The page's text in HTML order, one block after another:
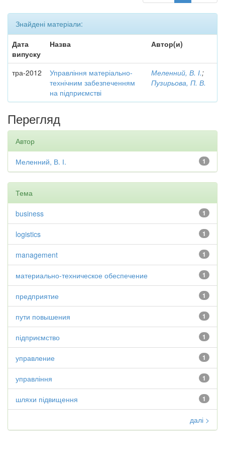
Знайдені матеріали:
Дата
випуску
Назва Автор(и)
тра-2012
Управління матеріально-
технічним забезпеченням
на підприємстві
Меленний, В. І.;
Пузирьова, П. В.
Перегляд
Автор
1
Меленний, В. І.
Тема
1
business
1
logistics
1
management
1
материально-техническое обеспечение
1
предприятие
1
пути повышения
1
підприємство
1
управление
1
управління
1
шляхи підвищення
далі >